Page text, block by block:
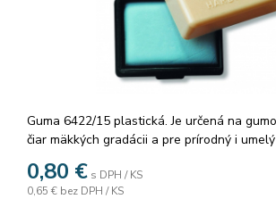
Guma 6422/15 plastická. Je určená na
čiar mäkkých gradácii a pre prírodný i
0,80 € s DPH / KS
0,65 € bez DPH / KS